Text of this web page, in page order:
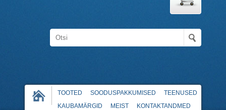
TOOTED SOODUSPAKKUMISED
TEENUSED
KAUBAMÄRGID
MEIST KONTAKTANDMED